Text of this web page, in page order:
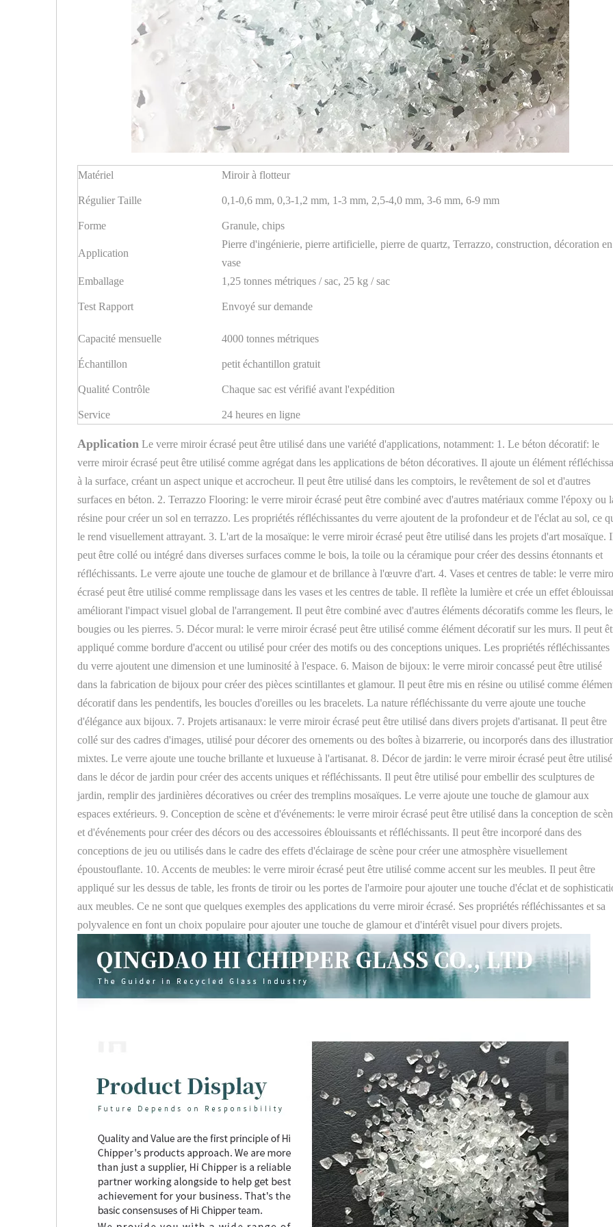
Matériel Miroir à flotteur
Régulier Taille 0,1-0,6 mm, 0,3-1,2 mm, 1-3 mm, 2,5-4,0 mm, 3-6 mm, 6-9 mm
Forme Granule, chips
Application
Pierre d'ingénierie, pierre artificielle, pierre de quartz, Terrazzo, construction, décoration en
vase
Emballage
1,25 tonnes métriques / sac, 25 kg / sac
Test Rapport Envoyé sur demande
Capacité mensuelle 4000 tonnes métriques
Échantillon petit échantillon gratuit
Qualité Contrôle Chaque sac est vérifié avant l'expédition
Service 24 heures en ligne
Application Le verre miroir écrasé peut être utilisé dans une variété d'applications, notamment: 1. Le béton décoratif: le
verre miroir écrasé peut être utilisé comme agrégat dans les applications de béton décoratives. Il ajoute un élément
à la surface, créant un aspect unique et accrocheur. Il peut être utilisé dans les comptoirs, le revêtement de sol et d'autres
surfaces en béton. 2. Terrazzo Flooring: le verre miroir écrasé peut être combiné avec d'autres matériaux comme l'époxy ou
résine pour créer un sol en terrazzo. Les propriétés réfléchissantes du verre ajoutent de la profondeur et de l'éclat au sol, ce
le rend visuellement attrayant. 3. L'art de la mosaïque: le verre miroir écrasé peut être utilisé dans les projets d'art mosaïque.
peut être collé ou intégré dans diverses surfaces comme le bois, la toile ou la céramique pour créer des dessins étonnants et
réfléchissants. Le verre ajoute une touche de glamour et de brillance à l'œuvre d'art. 4. Vases et centres de table: le verre
écrasé peut être utilisé comme remplissage dans les vases et les centres de table. Il reflète la lumière et crée un effet
améliorant l'impact visuel global de l'arrangement. Il peut être combiné avec d'autres éléments décoratifs comme les fleurs,
bougies ou les pierres. 5. Décor mural: le verre miroir écrasé peut être utilisé comme élément décoratif sur les murs. Il peut
appliqué comme bordure d'accent ou utilisé pour créer des motifs ou des conceptions uniques. Les propriétés réfléchissantes
du verre ajoutent une dimension et une luminosité à l'espace. 6. Maison de bijoux: le verre miroir concassé peut être utilisé
dans la fabrication de bijoux pour créer des pièces scintillantes et glamour. Il peut être mis en résine ou utilisé comme
décoratif dans les pendentifs, les boucles d'oreilles ou les bracelets. La nature réfléchissante du verre ajoute une touche
d'élégance aux bijoux. 7. Projets artisanaux: le verre miroir écrasé peut être utilisé dans divers projets d'artisanat. Il peut être
collé sur des cadres d'images, utilisé pour décorer des ornements ou des boîtes à bizarrerie, ou incorporés dans des
mixtes. Le verre ajoute une touche brillante et luxueuse à l'artisanat. 8. Décor de jardin: le verre miroir écrasé peut être utilisé
dans le décor de jardin pour créer des accents uniques et réfléchissants. Il peut être utilisé pour embellir des sculptures de
jardin, remplir des jardinières décoratives ou créer des tremplins mosaïques. Le verre ajoute une touche de glamour aux
espaces extérieurs. 9. Conception de scène et d'événements: le verre miroir écrasé peut être utilisé dans la conception de
et d'événements pour créer des décors ou des accessoires éblouissants et réfléchissants. Il peut être incorporé dans des
conceptions de jeu ou utilisés dans le cadre des effets d'éclairage de scène pour créer une atmosphère visuellement
époustouflante. 10. Accents de meubles: le verre miroir écrasé peut être utilisé comme accent sur les meubles. Il peut être
appliqué sur les dessus de table, les fronts de tiroir ou les portes de l'armoire pour ajouter une touche d'éclat et de
aux meubles. Ce ne sont que quelques exemples des applications du verre miroir écrasé. Ses propriétés réfléchissantes et sa
polyvalence en font un choix populaire pour ajouter une touche de glamour et d'intérêt visuel pour divers projets.